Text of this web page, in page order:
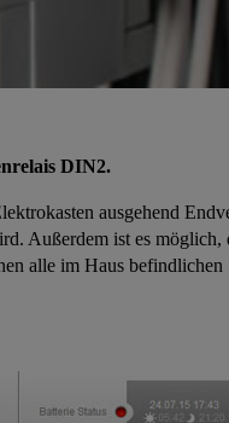
DIN2.
ausgehend
Außerdem ist es
alle im Haus befindlichen